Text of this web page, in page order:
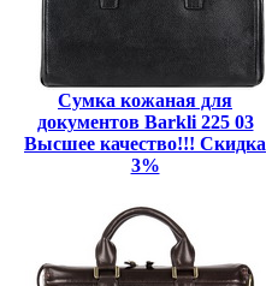
Сумка кожаная для
документов Barkli 225 03
Высшее качество!!! Скидка
3%